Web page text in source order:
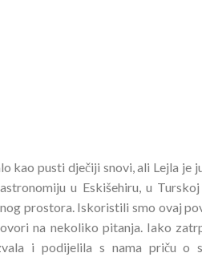
kao pusti dječiji snovi, ali Lejla je
u Eskišehiru, u
prostora. Iskoristili smo ovaj
na nekoliko pitanja. Iako
i podijelila s nama priču o